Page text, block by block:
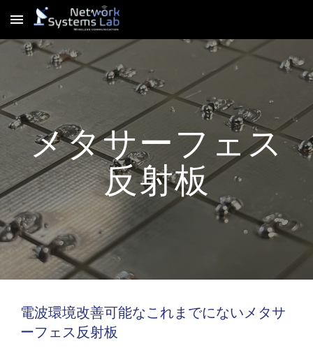
Skip to main content
メタサーフェス
反射板
電波環境改善可能なこれまでにないメタサ
ーフェス反射板